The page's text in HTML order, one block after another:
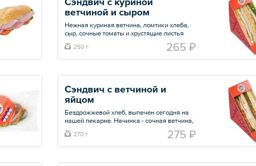
ветчиной и сыром
Нежная куриная ветчина, ломтики хлеба,
сыр, сочные томаты и хрустящие листья
салата Романо, добавляют свежести,
создавая идеальный баланс вкусов.
Особую пикантность придаёт фирменный
соуса 1000 островов, изысканный
Общий вес – 250 г
250 г 265 ₽
Сэндвич с ветчиной и
яйцом
Бездрожжевой хлеб, выпечен сегодня на
нашей пекарне. Начинка - сочная ветчина,
яйцо, шпинат и фирменный соус на основе
масла и перца (чипотли).
270 г 275 ₽